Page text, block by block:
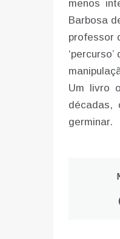
menos
Barbosa
professor
Um livro
décadas,
germinar.